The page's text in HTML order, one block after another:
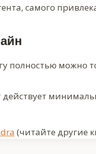
самого
полностью можно
действует
(читайте другие